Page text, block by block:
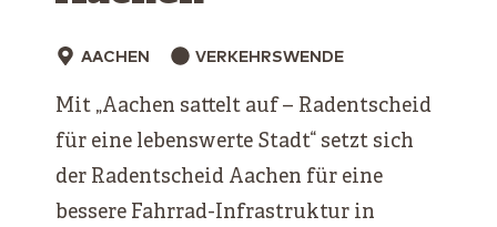
AACHEN VERKEHRSWENDE
Mit „Aachen sattelt auf – Radentscheid
für eine lebenswerte Stadt“ setzt sich
der Radentscheid Aachen für eine
bessere Fahrrad-Infrastruktur in